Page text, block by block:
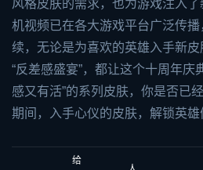
风格皮肤的需求，也为游戏注入
机视频已在各大游戏平台广泛传
续，无论是为喜欢的英雄入手新
“反差感盛宴”，都让这个十周年庆
感又有活”的系列皮肤，你是否已
期间，入手心仪的皮肤，解锁英雄
给